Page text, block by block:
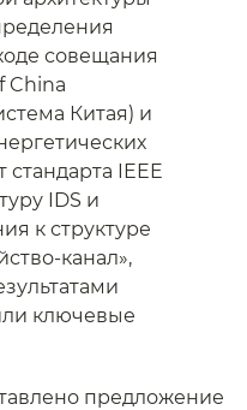
совещания
China
Китая) и
IEEE
IDS и
к структуре
канал»,
ключевые
предложение